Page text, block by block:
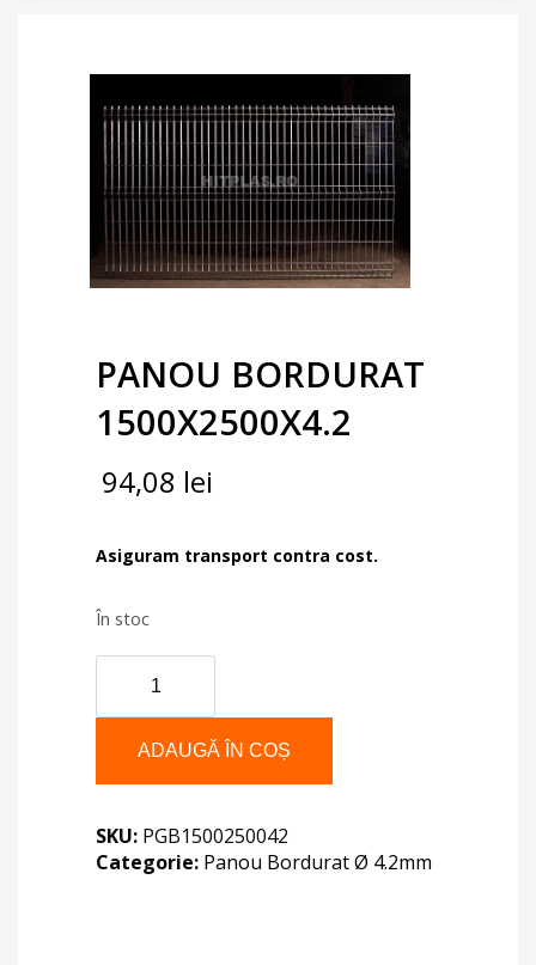
PANOU BORDURAT
1500X2500X4.2
94,08 lei
Asiguram transport contra cost.
În stoc
PANOU
BORDURAT
1500X2500X4.2
ADAUGĂ ÎN COȘ
SKU: PGB1500250042
Categorie: Panou Bordurat Ø 4.2mm